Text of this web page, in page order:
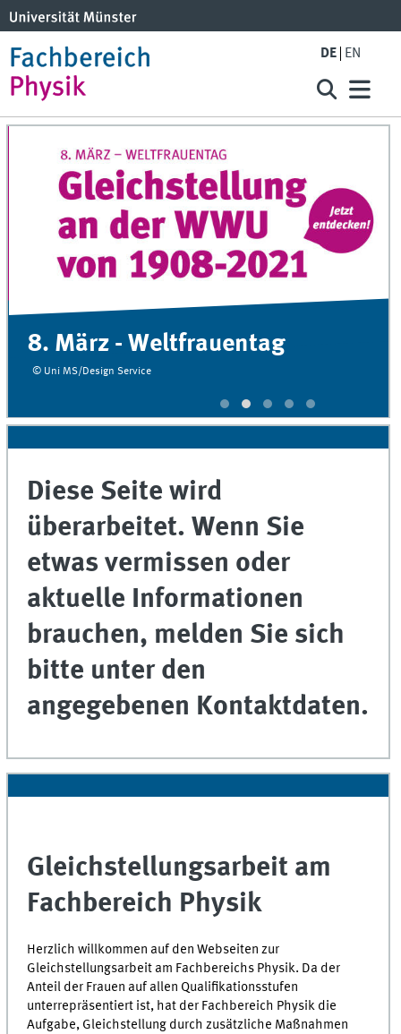
DE EN
8. März - Weltfrauentag
© Uni MS/Design Service
Diese Seite wird
überarbeitet. Wenn Sie
etwas vermissen oder
aktuelle Informationen
brauchen, melden Sie sich
bitte unter den
angegebenen Kontaktdaten.
Gleichstellungsarbeit am
Fachbereich Physik
Herzlich willkommen auf den Webseiten zur
Gleichstellungsarbeit am Fachbereichs Physik. Da der
Anteil der Frauen auf allen Qualifikationsstufen
unterrepräsentiert ist, hat der Fachbereich Physik die
Aufgabe, Gleichstellung durch zusätzliche Maßnahmen